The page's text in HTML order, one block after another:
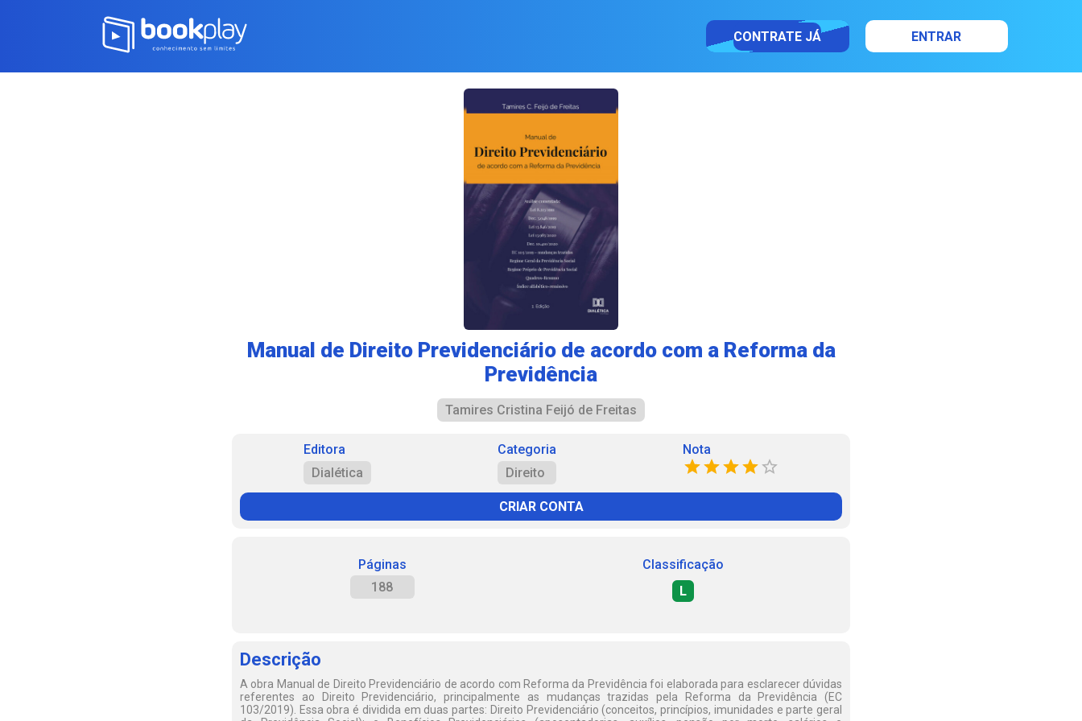
CONTRATE JÁ ENTRAR
Manual de Direito Previdenciário de acordo com a Reforma da
Previdência
Tamires Cristina Feijó de Freitas
Editora
Dialética
Categoria
Direito
Nota
CRIAR CONTA
Páginas
188
Classificação
L
Descrição
A obra Manual de Direito Previdenciário de acordo com Reforma da Previdência foi elaborada para esclarecer dúvidas
referentes ao Direito Previdenciário, principalmente as mudanças trazidas pela Reforma da Previdência (EC
103/2019). Essa obra é dividida em duas partes: Direito Previdenciário (conceitos, princípios, imunidades e parte geral